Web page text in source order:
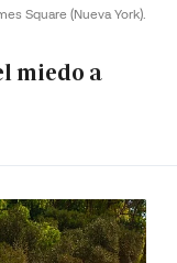
Square (Nueva York).
miedo a